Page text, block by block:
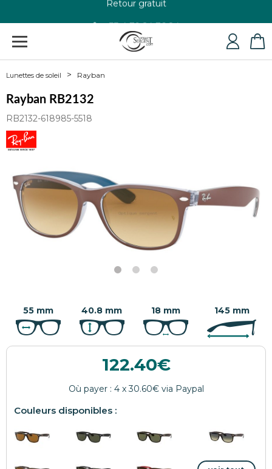
+33 4 79 24 76 84
Lunettes de soleil Rayban
Rayban RB2132
RB2132-618985-5518
55 mm 40.8 mm 18 mm 145 mm
122.40